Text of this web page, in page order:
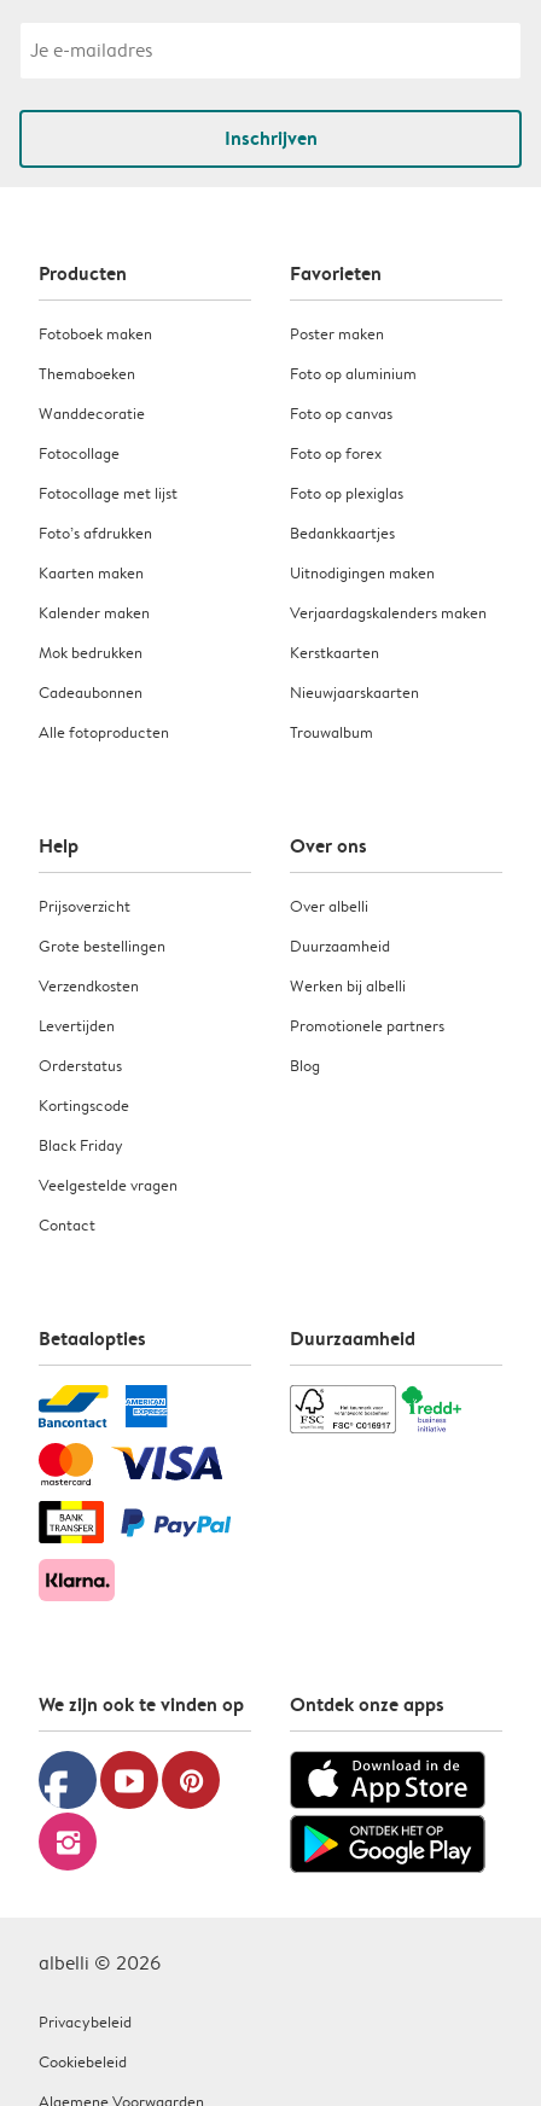
Inschrijven
Producten
Fotoboek maken
Themaboeken
Wanddecoratie
Fotocollage
Fotocollage met lijst
Foto’s afdrukken
Kaarten maken
Kalender maken
Mok bedrukken
Cadeaubonnen
Alle fotoproducten
Favorieten
Poster maken
Foto op aluminium
Foto op canvas
Foto op forex
Foto op plexiglas
Bedankkaartjes
Uitnodigingen maken
Verjaardagskalenders maken
Kerstkaarten
Nieuwjaarskaarten
Trouwalbum
Help
Prijsoverzicht
Grote bestellingen
Verzendkosten
Levertijden
Orderstatus
Kortingscode
Black Friday
Veelgestelde vragen
Contact
Over ons
Over albelli
Duurzaamheid
Werken bij albelli
Promotionele partners
Blog
Betaalopties Duurzaamheid
We zijn ook te vinden op
facebook youtube pinterest
instagram
Ontdek onze apps
albelli © 2026
Privacybeleid
Cookiebeleid
Algemene Voorwaarden